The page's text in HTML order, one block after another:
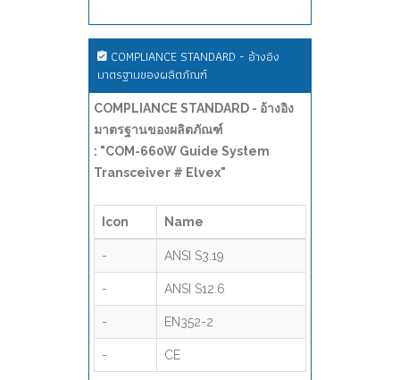
COMPLIANCE STANDARD - อ้างอิง
มาตรฐานของผลิตภัณฑ์
COMPLIANCE STANDARD - อ้างอิง
มาตรฐานของผลิตภัณฑ์
: "COM-660W Guide System
Transceiver # Elvex"
Icon Name
- ANSI S3.19
- ANSI S12.6
- EN352-2
- CE